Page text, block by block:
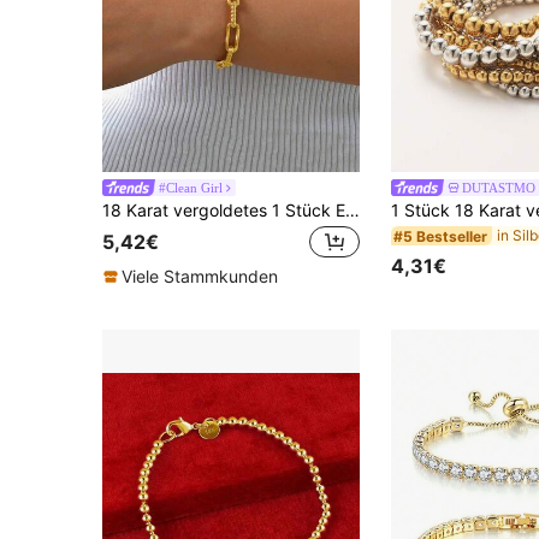
#Clean Girl
18 Karat vergoldetes 1 Stück Edelstahl geprägtes rechteckiges handgefertigtes Ketten-Armband für Frauen, geeignet für den täglichen Gebrauch, Urlaubsgeschenke, Geschenke für Freunde & Paare
5,42€
Viele Stammkunden
DUTASTMO
#5 Bestseller
4,31€